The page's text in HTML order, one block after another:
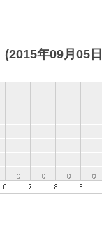
(2015年09月05